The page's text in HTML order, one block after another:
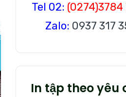
Tel 02: (0274)3784
Zalo: 0937 317
In tập theo yêu